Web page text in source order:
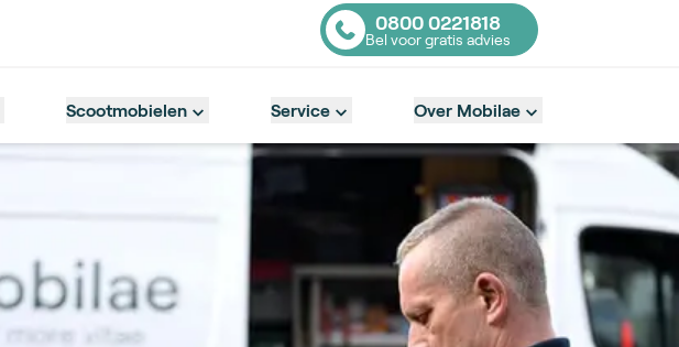
Contact number
0800 0221818
Bel voor gratis advies
Scootmobielen Service Over Mobilae